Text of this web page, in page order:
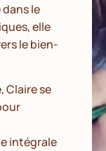
dans le
elle
le bien-
Claire se
intégrale